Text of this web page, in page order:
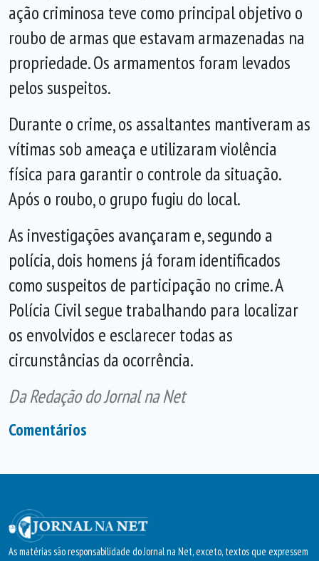
ação criminosa teve como principal objetivo o
roubo de armas que estavam armazenadas na
propriedade. Os armamentos foram levados
pelos suspeitos.
Durante o crime, os assaltantes mantiveram as
vítimas sob ameaça e utilizaram violência
física para garantir o controle da situação.
Após o roubo, o grupo fugiu do local.
As investigações avançaram e, segundo a
polícia, dois homens já foram identificados
como suspeitos de participação no crime. A
Polícia Civil segue trabalhando para localizar
os envolvidos e esclarecer todas as
circunstâncias da ocorrência.
Da Redação do Jornal na Net
Comentários
As matérias são responsabilidade do Jornal na Net, exceto, textos que expressem